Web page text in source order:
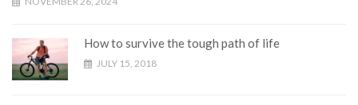
How to survive the tough path of life
JULY 15, 2018